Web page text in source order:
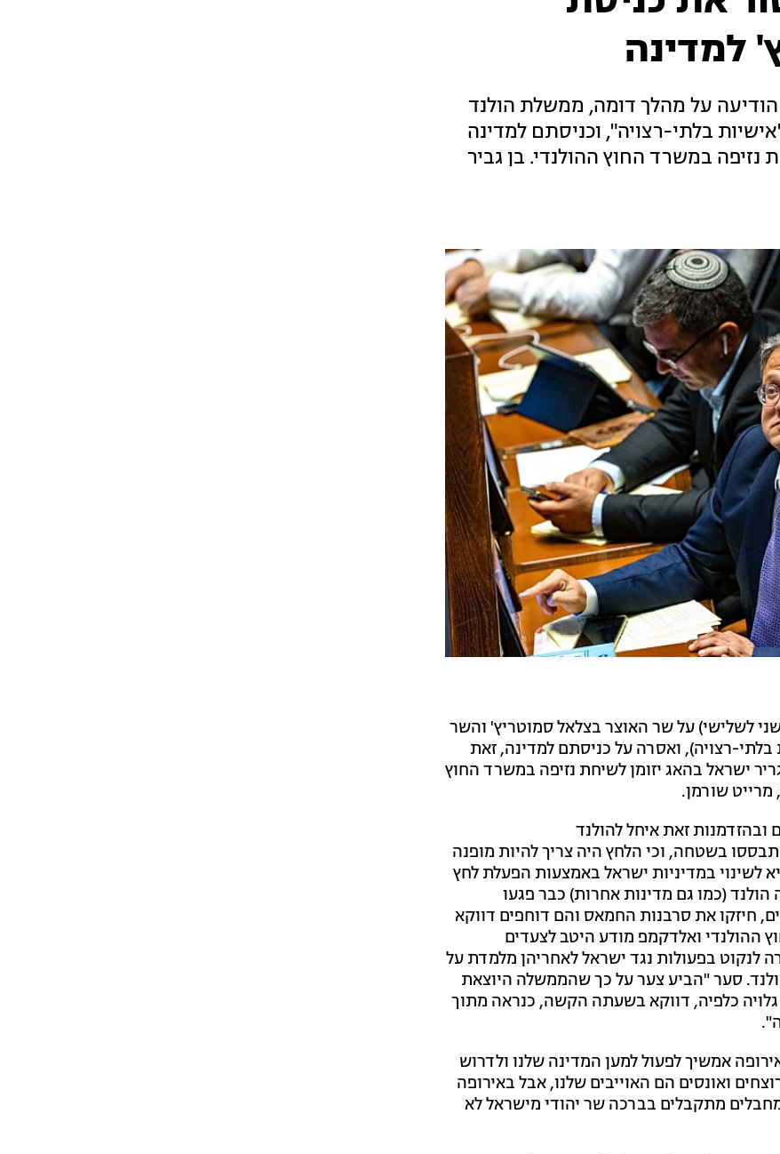
למדינה
על מהלך דומה, ממשלת הולנד
בלתי-רצויה", וכניסתם למדינה
במשרד החוץ ההולנדי. בן גביר
לשלישי) על שר האוצר בצלאל סמוטריץ' והשר
בלתי-רצויה), ואסרה על כניסתם למדינה, זאת
ישראל בהאג יזומן לשיחת נזיפה במשרד החוץ
שורמן.
זאת איחל להולנד
בשטחה, וכי הלחץ היה צריך להיות מופנה
לשינוי במדיניות ישראל באמצעות הפעלת לחץ
(כמו גם מדינות אחרות) כבר פגעו
חיזקו את סרבנות החמאס והם דוחפים דווקא
ההולנדי ואלדקמפ מודע היטב לצעדים
לנקוט בפעולות נגד ישראל לאחריהן מלמדת על
סער "הביע צער על כך שהממשלה היוצאת
כלפיה, דווקא בשעתה הקשה, כנראה מתוך
אמשיך לפעול למען המדינה שלנו ולדרוש
ואונסים הם האוייבים שלנו, אבל באירופה
מתקבלים בברכה שר יהודי מישראל לא